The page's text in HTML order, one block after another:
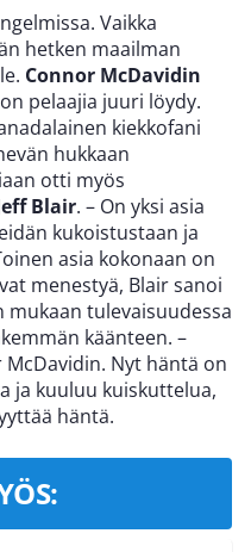
Vaikka
hetken maailman
Connor McDavidin
pelaajia juuri löydy.
kiekkofani
hukkaan
otti myös
Blair. – On yksi asia
kukoistustaan ja
asia kokonaan on
menestyä, Blair sanoi
tulevaisuudessa
käänteen. –
Nyt häntä on
ja kuuluu kuiskuttelua,
häntä.